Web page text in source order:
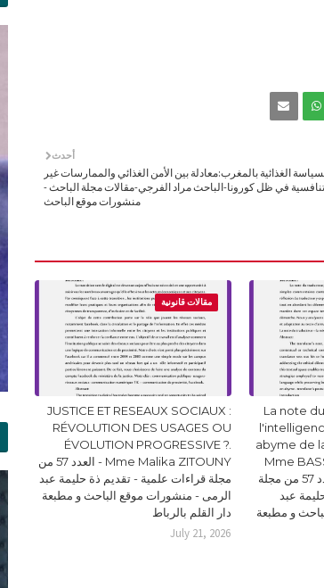
أحدث
الغذائية بالمغرب:معادلة بين الأمن الغذائي والممارسات غير
تنافسية في ظل كورونا-الباحث مراد الفرجي-مقالات مجلة الباحث -
منشورات موقع الباحث
La note
abyme de
Mme
MELLOUKI Ismail - العدد 57 من مجلة
عبد
و مطبعة
مقالات قانونية
JUSTICE ET RESEAUX SOCIAUX :
RÉVOLUTION DES USAGES OU
ÉVOLUTION PROGRESSIVE ?.
Mme Malika ZITOUNY - العدد 57 من
مجلة قراءات علمية - تقديم ذة حليمة عبد
الرمى - منشورات موقع الباحث و مطبعة
دار القلم بالرباط
July 21, 2026